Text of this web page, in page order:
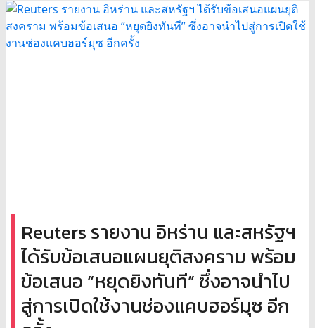
Reuters รายงาน อิหร่าน และสหรัฐฯ
ได้รับข้อเสนอแผนยุติสงคราม พร้อม
ข้อเสนอ “หยุดยิงทันที” ซึ่งอาจนำไป
สู่การเปิดใช้งานช่องแคบฮอร์มุซ อีก